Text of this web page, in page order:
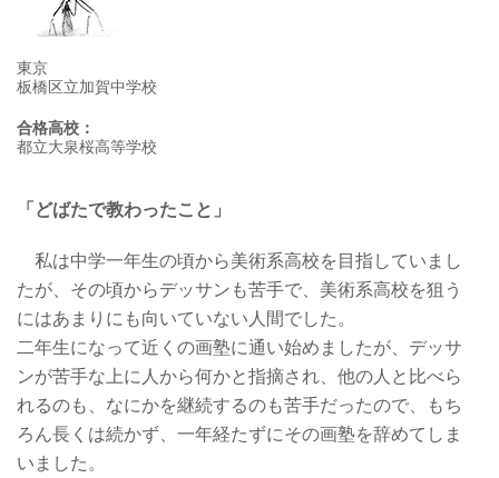
東京
板橋区立加賀中学校
合格高校：
都立大泉桜高等学校
「どばたで教わったこと」
私は中学一年生の頃から美術系高校を目指していまし
たが、その頃からデッサンも苦手で、美術系高校を狙う
にはあまりにも向いていない人間でした。
二年生になって近くの画塾に通い始めましたが、デッサ
ンが苦手な上に人から何かと指摘され、他の人と比べら
れるのも、なにかを継続するのも苦手だったので、もち
ろん長くは続かず、一年経たずにその画塾を辞めてしま
いました。